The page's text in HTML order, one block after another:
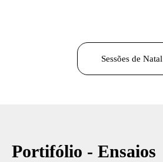
Sessões de Natal
Portifólio - Ensaios